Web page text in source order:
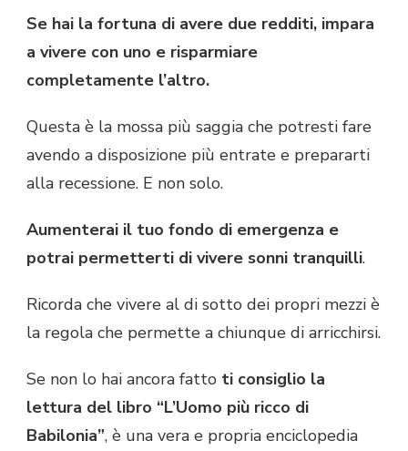
Se hai la fortuna di avere due redditi, impara
a vivere con uno e risparmiare
completamente l’altro.
Questa è la mossa più saggia che potresti fare
avendo a disposizione più entrate e prepararti
alla recessione. E non solo.
Aumenterai il tuo fondo di emergenza e
potrai permetterti di vivere sonni tranquilli.
Ricorda che vivere al di sotto dei propri mezzi è
la regola che permette a chiunque di arricchirsi.
Se non lo hai ancora fatto ti consiglio la
lettura del libro “L’Uomo più ricco di
Babilonia”, è una vera e propria enciclopedia